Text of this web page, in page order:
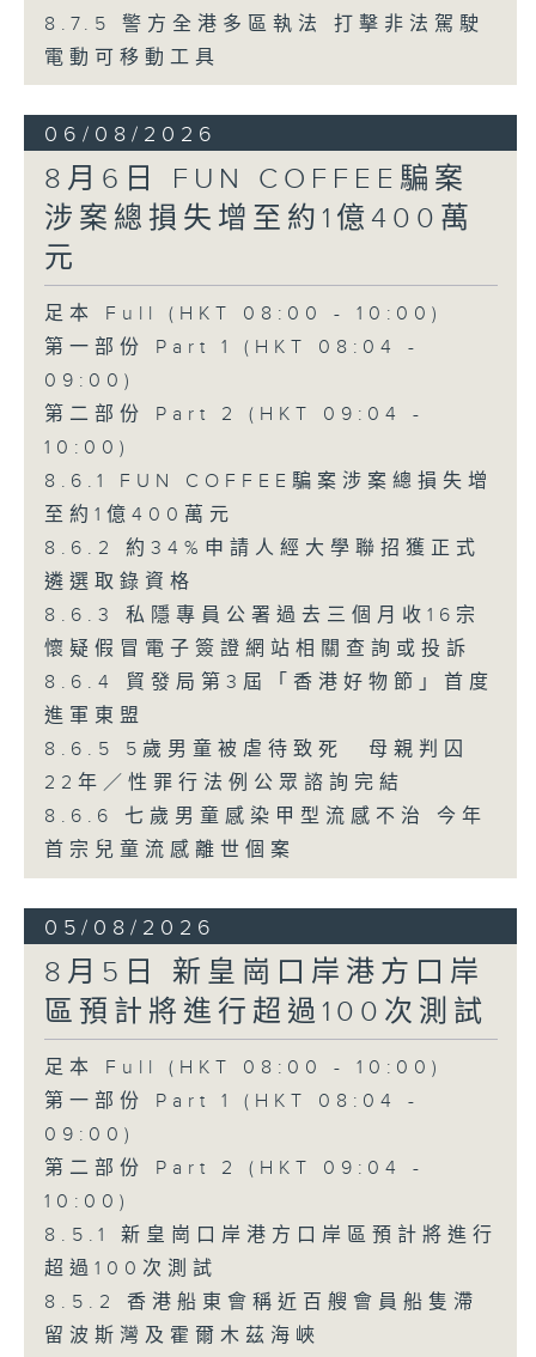
8.7.5 警方全港多區執法 打擊非法駕駛
電動可移動工具
06/08/2026
8月6日 FUN COFFEE騙案
涉案總損失增至約1億400萬
元
足本 Full (HKT 08:00 - 10:00)
第一部份 Part 1 (HKT 08:04 -
09:00)
第二部份 Part 2 (HKT 09:04 -
10:00)
8.6.1 FUN COFFEE騙案涉案總損失增
至約1億400萬元
8.6.2 約34%申請人經大學聯招獲正式
遴選取錄資格
8.6.3 私隱專員公署過去三個月收16宗
懷疑假冒電子簽證網站相關查詢或投訴
8.6.4 貿發局第3屆「香港好物節」首度
進軍東盟
8.6.5 5歲男童被虐待致死 母親判囚
22年／性罪行法例公眾諮詢完結
8.6.6 七歲男童感染甲型流感不治 今年
首宗兒童流感離世個案
05/08/2026
8月5日 新皇崗口岸港方口岸
區預計將進行超過100次測試
足本 Full (HKT 08:00 - 10:00)
第一部份 Part 1 (HKT 08:04 -
09:00)
第二部份 Part 2 (HKT 09:04 -
10:00)
8.5.1 新皇崗口岸港方口岸區預計將進行
超過100次測試
8.5.2 香港船東會稱近百艘會員船隻滯
留波斯灣及霍爾木茲海峽